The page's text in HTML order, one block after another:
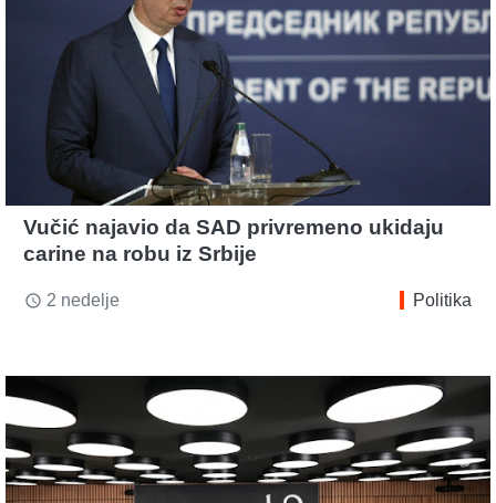
Vučić najavio da SAD privremeno ukidaju
carine na robu iz Srbije
access_time 2 nedelje Politika